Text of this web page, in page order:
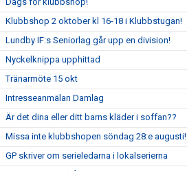
Klubbshop 2 oktober kl 16-18 i Klubbstugan!
Lundby IF:s Seniorlag går upp en division!
Nyckelknippa upphittad
Tränarmöte 15 okt
Intresseanmälan Damlag
Är det dina eller ditt barns kläder i soffan??
Missa inte klubbshopen söndag 28:e augusti!
GP skriver om serieledarna i lokalserierna